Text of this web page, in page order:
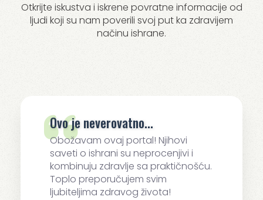
Otkrijte iskustva i iskrene povratne informacije od
ljudi koji su nam poverili svoj put ka zdravijem
načinu ishrane.
Ovo je neverovatno...
Obožavam ovaj portal! Njihovi
saveti o ishrani su neprocenjivi i
kombinuju zdravlje sa praktičnošću.
Toplo preporučujem svim
ljubiteljima zdravog života!